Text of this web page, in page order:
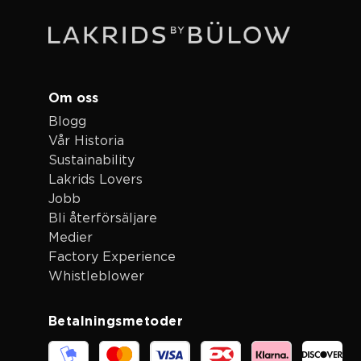
Om oss
Blogg
Vår Historia
Sustainability
Lakrids Lovers
Jobb
Bli återförsäljare
Medier
Factory Experience
Whistleblower
Betalningsmetoder